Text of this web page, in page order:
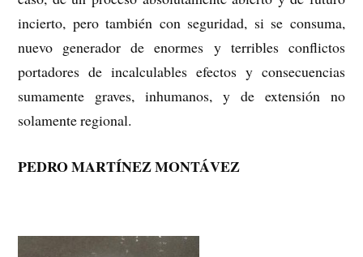
incierto, pero también con seguridad, si se consuma,
nuevo generador de enormes y terribles conflictos
portadores de incalculables efectos y consecuencias
sumamente graves, inhumanos, y de extensión no
solamente regional.
PEDRO MARTÍNEZ MONTÁVEZ